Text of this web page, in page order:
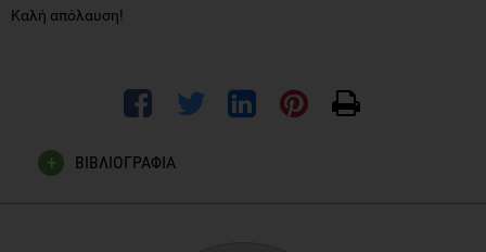
Καλή απόλαυση!
ΒΙΒΛΙΟΓΡΑΦΙΑ